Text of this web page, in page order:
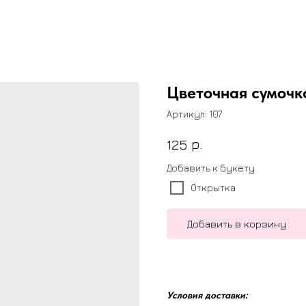
Цветочная
Артикул: 107
125 р.
Добавить к букету
Открытка
Добавить в корзину
Условия доставки: